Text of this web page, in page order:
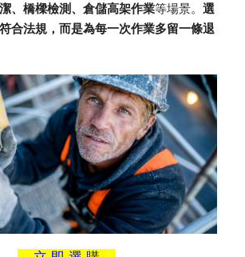
、橋樑檢測、倉儲高架作業等場景。 選
合法規，而是為每一次作業多留一條退